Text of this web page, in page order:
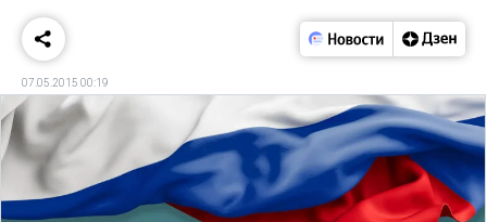
07.05.2015 00:19